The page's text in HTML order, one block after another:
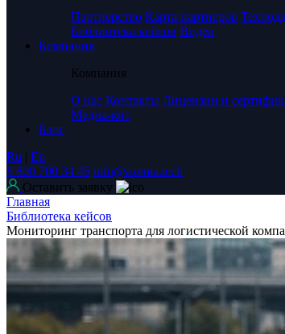
Партнерство Карта партнеров
Библиотека кейсов Видео
Компания
Компания
О нас Контакты Лицензии и
Медиа-кит
Блог
Ru | En
8 800 700 34 45 info@axenta.tech
Оставить заявку
Главная
Библиотека кейсов
Мониторинг транспорта для логистической